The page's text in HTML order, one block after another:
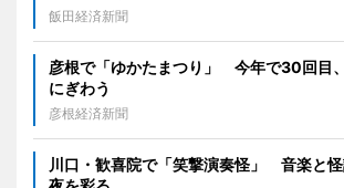
飯田経済新聞
彦根で「ゆかたまつり」 今年で30回目
にぎわう
彦根経済新聞
川口・歓喜院で「笑撃演奏怪」 音楽と